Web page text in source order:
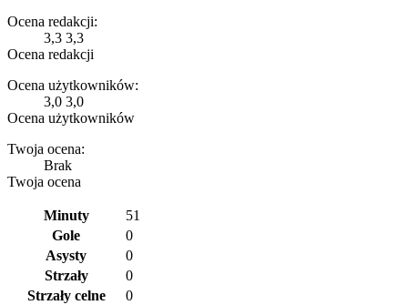
Ocena redakcji:
3,3 3,3
Ocena redakcji
Ocena użytkowników:
3,0 3,0
Ocena użytkowników
Twoja ocena:
Brak
Twoja ocena
Minuty
51
Gole
0
Asysty
0
Strzały
0
Strzały celne
0